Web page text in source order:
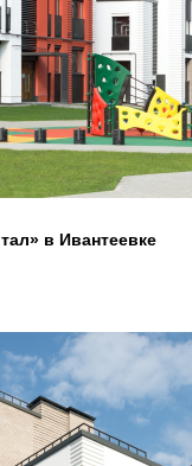
в Ивантеевке